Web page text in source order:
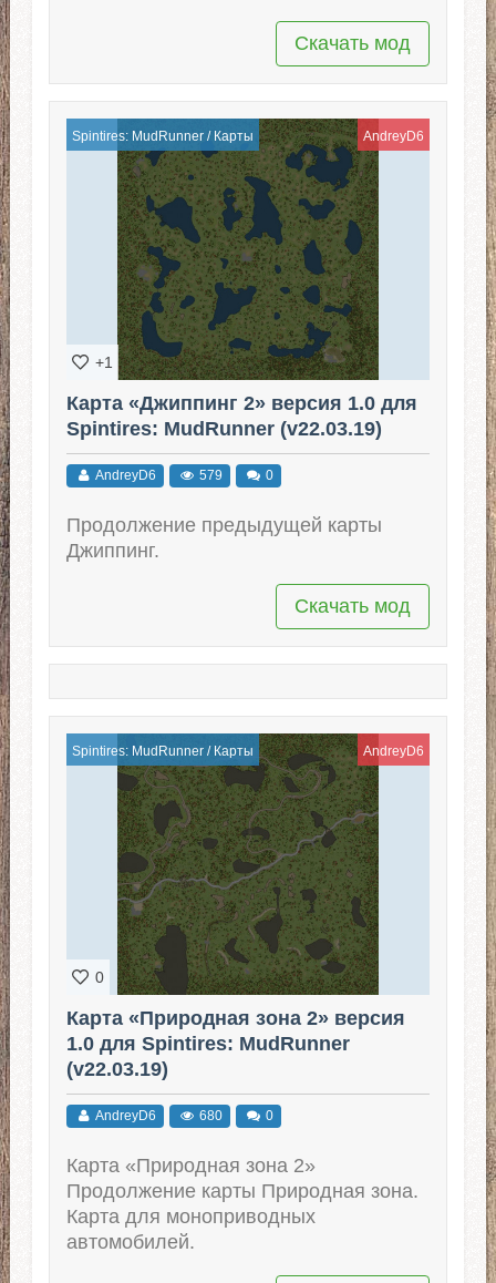
Скачать мод
Spintires: MudRunner/ Карты AndreyD6
+1
Карта «Джиппинг 2» версия 1.0 для
Spintires: MudRunner (v22.03.19)
AndreyD6 579 0
Продолжение предыдущей карты
Джиппинг.
Скачать мод
Spintires: MudRunner/ Карты AndreyD6
0
Карта «Природная зона 2» версия
1.0 для Spintires: MudRunner
(v22.03.19)
AndreyD6 680 0
Карта «Природная зона 2»
Продолжение карты Природная зона.
Карта для моноприводных
автомобилей.